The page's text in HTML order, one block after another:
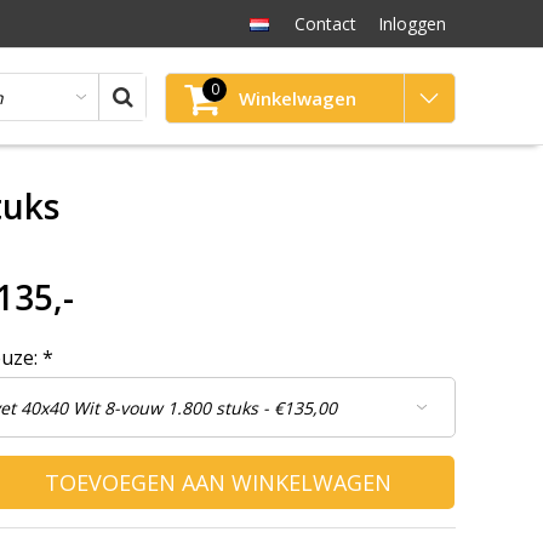
Contact Inloggen
0 Winkelwagen
*
TOEVOEGEN AAN WINKELWAGEN